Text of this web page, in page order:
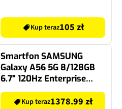
Kup teraz105 zł
Smartfon SAMSUNG
Galaxy A56 5G 8/128GB
6.7" 120Hz Enterprise
Edition Grafitowy SM-
A566 EUKup teraz1378.99 zł